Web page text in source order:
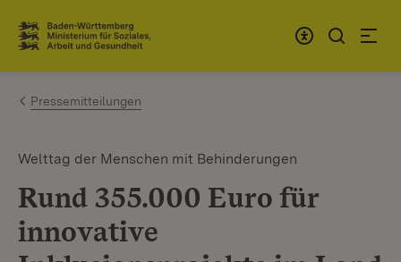
Zum Inhalt springen
Link zur Startseite
Pressemitteilungen
Welttag der Menschen mit Behinderungen
Rund 355.000 Euro für
innovative